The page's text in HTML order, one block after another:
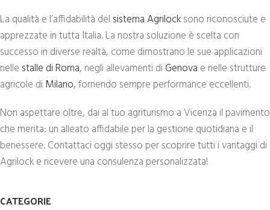
La qualità e l’affidabilità del sistema Agrilocksono riconosciute e
apprezzate in tutta Italia. La nostra soluzione è scelta con
successo in diverse realtà, come dimostrano le sue applicazioni
nelle stalle di Roma, negli allevamenti di Genova e nelle strutture
agricole di Milano, fornendo sempre performance eccellenti.
Non aspettare oltre, dai al tuo agriturismo a Vicenza il pavimento
che merita: un alleato affidabile per la gestione quotidiana e il
benessere. Contattaci oggi stesso per scoprire tutti i vantaggi di
Agrilock e ricevere una consulenza personalizzata!
CATEGORIE